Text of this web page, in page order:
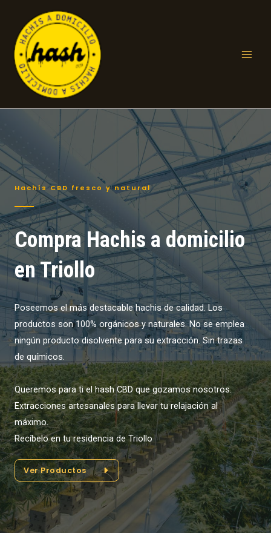
contenido
Hachís CBD fresco y natural
Compra Hachis a domicilio
en Triollo
Poseemos el más destacable hachis de calidad. Los
productos son 100% orgánicos y naturales. No se emplea
ningún producto disolvente para su extracción. Sin trazas
de químicos.
Queremos para ti el hash CBD que gozamos nosotros.
Extracciones artesanales para llevar tu relajación al
máximo.
Recíbelo en tu residencia de Triollo
Ver Productos